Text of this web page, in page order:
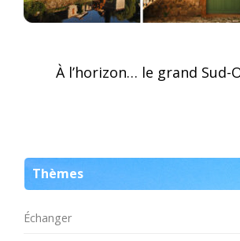
Post
À l’horizon… le grand Sud-
Thèmes
Échanger